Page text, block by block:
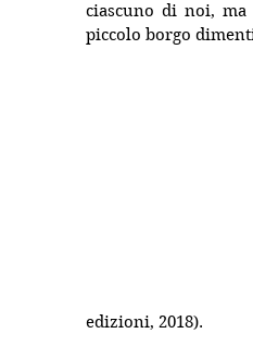
ciascuno di noi,
piccolo borgo
edizioni, 2018).